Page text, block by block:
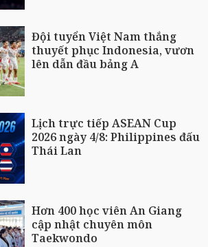
Đội tuyển Việt Nam thắng
thuyết phục Indonesia, vươn
lên dẫn đầu bảng A
Lịch trực tiếp ASEAN Cup
2026 ngày 4/8: Philippines đấu
Thái Lan
Hơn 400 học viên An Giang
cập nhật chuyên môn
Taekwondo